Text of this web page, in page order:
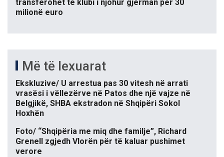
transferohet te klubi i njohur gjerman për 30
milionë euro
Më të lexuarat
Ekskluzive/ U arrestua pas 30 vitesh në arrati
vrasësi i vëllezërve në Patos dhe një vajze në
Belgjikë, SHBA ekstradon në Shqipëri Sokol
Hoxhën
Foto/ “Shqipëria me miq dhe familje”, Richard
Grenell zgjedh Vlorën për të kaluar pushimet
verore